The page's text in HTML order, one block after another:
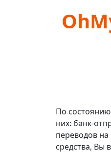
По состоянию
них: банк-
переводов
средства, Вы